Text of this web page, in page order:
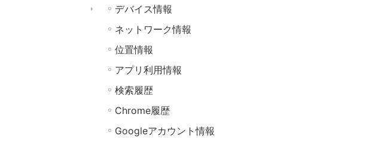
デバイス情報
ネットワーク情報
位置情報
アプリ利用情報
検索履歴
Chrome履歴
Googleアカウント情報